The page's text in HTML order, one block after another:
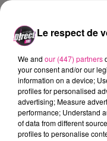
Billancourt est
2028.
« Du haut de ses
entre
grands ! Arrivé
l’AC Boulogne-
paraphé son
en faveur du FC
Le respect de
We and our (447) partners
your consent and/or our
information on a device;
profiles for personalised
advertising; Measure
performance; Understand
of data from different
profiles to personalise